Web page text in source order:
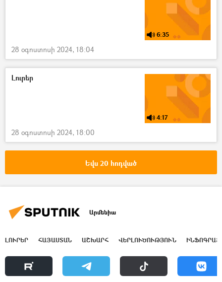
6:35
28 օգոստոսի 2024, 18:04
Լուրեր
4:17
28 օգոստոսի 2024, 18:00
Եվս 20 հոդված
Արմենիա
ԼՈՒՐԵՐ ՀԱՅԱՍՏԱՆ ԱՇԽԱՐՀ ՎԵՐԼՈՒԾՈՒԹՅՈՒՆ